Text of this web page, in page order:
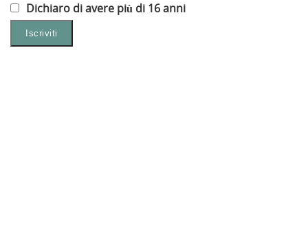
Dichiaro di avere più di 16 anni